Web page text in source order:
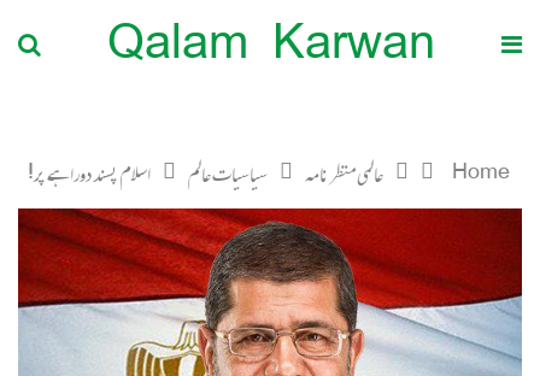
Qalam Karwan
Home عالمی منظرنامہ سیاسیات عالم اسلام پسند دوراہے پر!